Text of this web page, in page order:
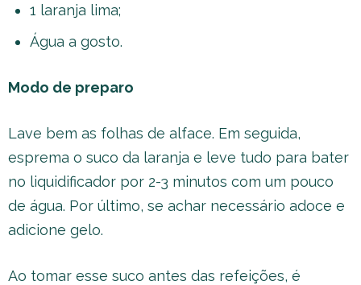
1 laranja lima;
Água a gosto.
Modo de preparo
Lave bem as folhas de alface. Em seguida,
esprema o suco da laranja e leve tudo para bater
no liquidificador por 2-3 minutos com um pouco
de água. Por último, se achar necessário adoce e
adicione gelo.
Ao tomar esse suco antes das refeições, é